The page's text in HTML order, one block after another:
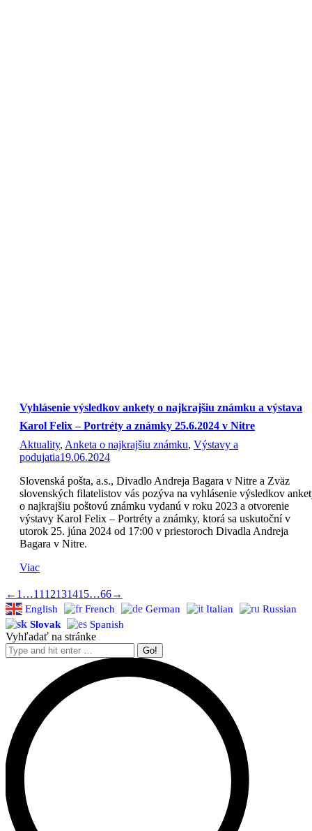
Vyhlásenie výsledkov ankety o najkrajšiu známku a výstava
Karol Felix – Portréty a známky 25.6.2024 v Nitre
Aktuality, Anketa o najkrajšiu známku, Výstavy a
podujatia19.06.2024
Slovenská pošta, a.s., Divadlo Andreja Bagara v Nitre a Zväz
slovenských filatelistov vás pozýva na vyhlásenie výsledkov
o najkrajšiu poštovú známku vydanú v roku 2023 a otvorenie
výstavy Karol Felix – Portréty a známky, ktorá sa uskutoční v
utorok 25. júna 2024 od 17:00 v priestoroch Divadla Andreja
Bagara v Nitre.
Viac
← 1 …11 12131415…66→
English French German Italian
Russian
Slovak
Spanish
Vyhľadať na stránke
Search: